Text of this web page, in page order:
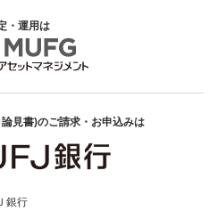
・運用は
見書)のご請求・お申込みは
銀行